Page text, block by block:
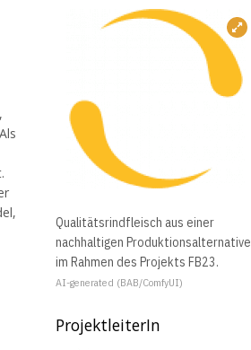
Qualitätsrindfleisch aus einer
nachhaltigen Produktionsalternative
im Rahmen des Projekts FB23.
AI-generated (BAB/ComfyUI)
ProjektleiterIn